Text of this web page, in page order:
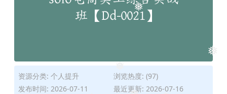
❅
❅
❅
资源分类: 个人提升
浏览热度: (97)
发布时间: 2026-07-11
最近更新: 2026-07-16